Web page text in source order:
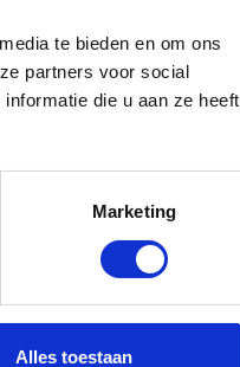
te bieden en om ons
partners voor social
die u aan ze heeft
Marketing
Alles toestaan